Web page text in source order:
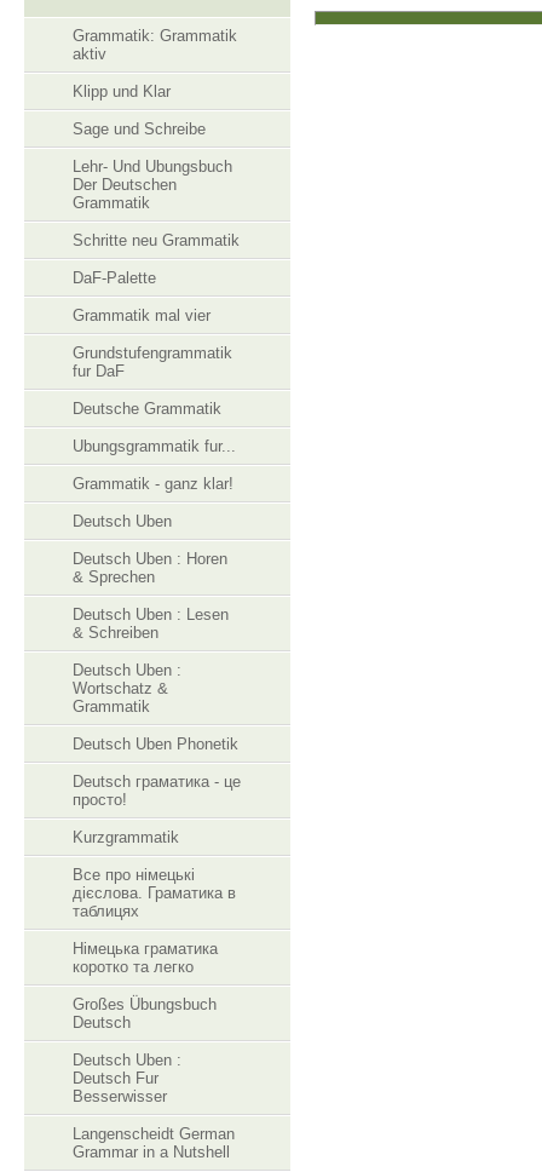
Grammatik: Grammatik
aktiv
Klipp und Klar
Sage und Schreibe
Lehr- Und Ubungsbuch
Der Deutschen
Grammatik
Schritte neu Grammatik
DaF-Palette
Grammatik mal vier
Grundstufengrammatik
fur DaF
Deutsche Grammatik
Ubungsgrammatik fur...
Grammatik - ganz klar!
Deutsch Uben
Deutsch Uben : Horen
& Sprechen
Deutsch Uben : Lesen
& Schreiben
Deutsch Uben :
Wortschatz &
Grammatik
Deutsch Uben Phonetik
Deutsch граматика - це
просто!
Kurzgrammatik
Все про німецькі
дієслова. Граматика в
таблицях
Німецька граматика
коротко та легко
Großes Übungsbuch
Deutsch
Deutsch Uben :
Deutsch Fur
Besserwisser
Langenscheidt German
Grammar in a Nutshell